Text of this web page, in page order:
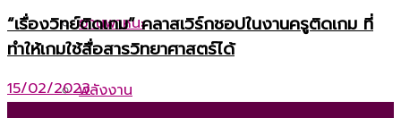
ยานพาหนะ
พลังงาน
“เรื่องวิทย์ติดเกม” คลาสเวิร์กชอปในงานครูติดเกม ที่
ทำให้เกมใช้สื่อสารวิทยาศาสตร์ได้
15/02/2023